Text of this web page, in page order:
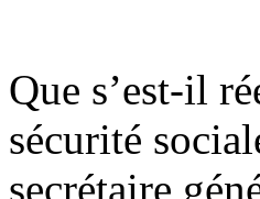
Que s’est-il
sécurité
secrétaire